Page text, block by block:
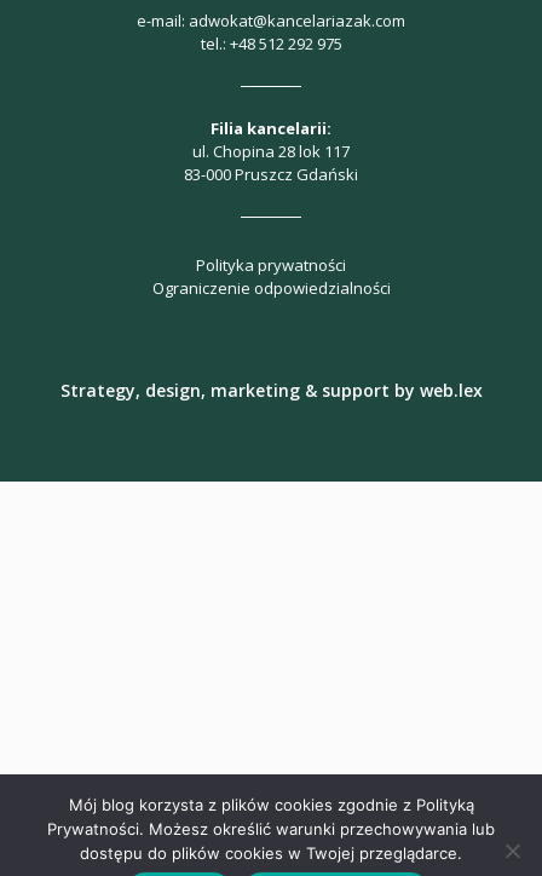
e-mail: adwokat@kancelariazak.com
tel.: +48 512 292 975
Filia kancelarii:
ul. Chopina 28 lok 117
83-000 Pruszcz Gdański
Polityka prywatności
Ograniczenie odpowiedzialności
Strategy, design, marketing & support by web.lex
Mój blog korzysta z plików cookies zgodnie z Polityką
Prywatności. Możesz określić warunki przechowywania lub
dostępu do plików cookies w Twojej przeglądarce.